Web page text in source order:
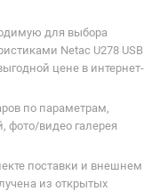
для выбора
Netac U278 USB
цене в интернет-
по параметрам,
фото/видео галерея
поставки и внешнем
из открытых